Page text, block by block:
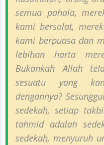
semua pahala,
kami bersolat,
kami berpuasa dan
lebihan harta
Bukankah Allah
sesuatu yang
dengannya?
sedekah, setiap
tahmid adalah
sedekah, menyuruh